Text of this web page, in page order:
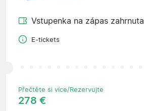
Vstupenka na zápas zahrnuta
E-tickets
Přečtěte si více/Rezervujte
278 €